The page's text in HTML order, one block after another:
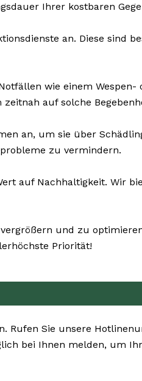
Ihrer kostbaren
an. Diese sind
wie einem Wespen-
auf solche
an, um sie über
zu vermindern.
auf Nachhaltigkeit. Wir
und zu
Priorität!
Rufen Sie unsere
bei Ihnen melden, um